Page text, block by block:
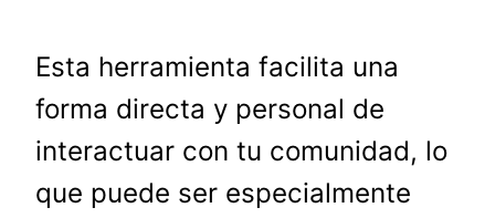
Esta herramienta facilita una
forma directa y personal de
interactuar con tu comunidad, lo
que puede ser especialmente